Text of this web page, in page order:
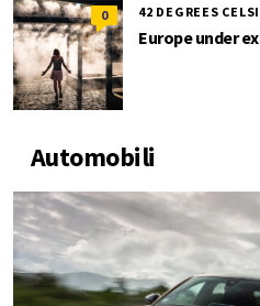
0 42 DEGREES
Europe under
Automobili